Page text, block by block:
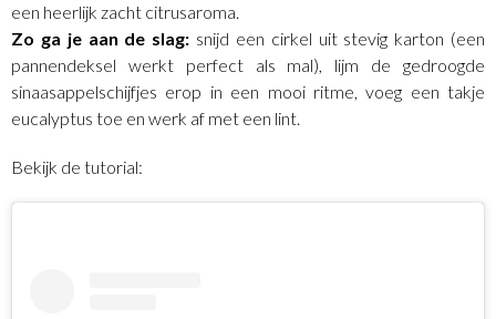
een heerlijk zacht citrusaroma.
Zo ga je aan de slag: snijd een cirkel uit stevig karton (een
pannendeksel werkt perfect als mal), lijm de gedroogde
sinaasappelschijfjes erop in een mooi ritme, voeg een takje
eucalyptus toe en werk af met een lint.
Bekijk de tutorial: